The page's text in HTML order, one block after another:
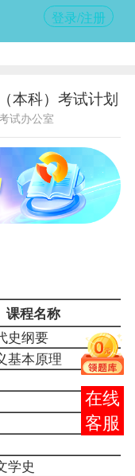
登录/注册
本科）考试计划
试办公室
课程名称
史纲要
基本原理
学史
报考
咨询